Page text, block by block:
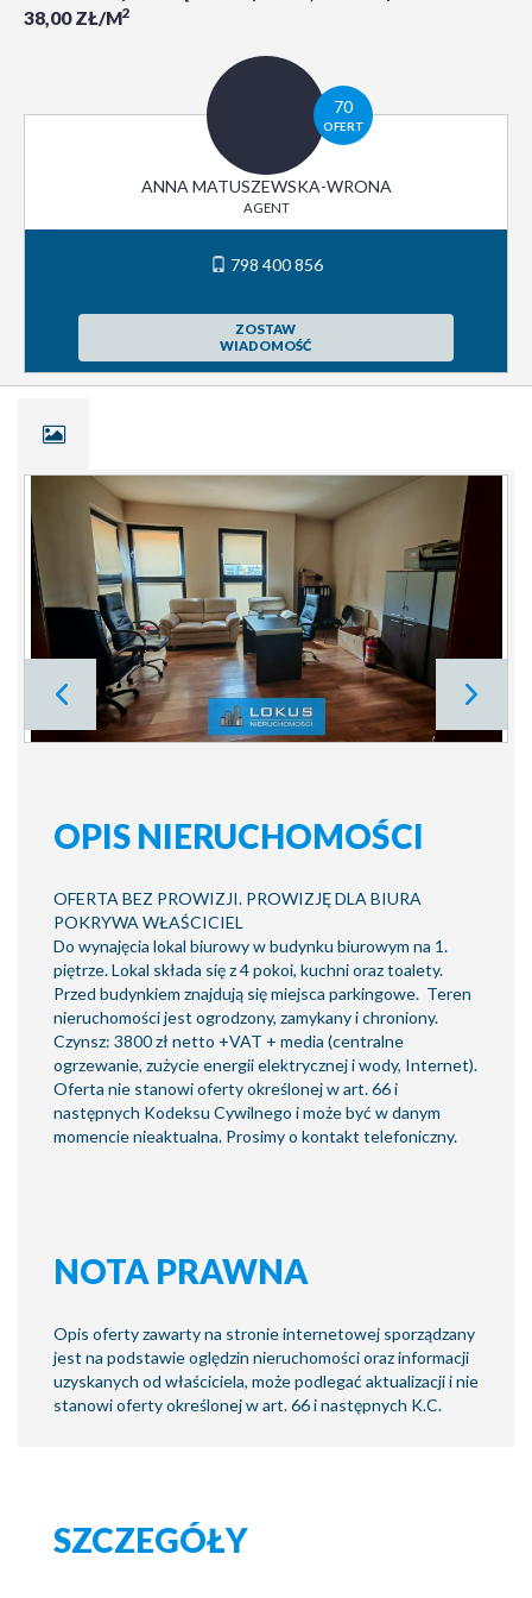
38,00 ZŁ/M2
70
OFERT
ANNA MATUSZEWSKA-WRONA
AGENT
798 400 856
ZOSTAW
WIADOMOŚĆ
OPIS NIERUCHOMOŚCI
OFERTA BEZ PROWIZJI. PROWIZJĘ DLA BIURA
POKRYWA WŁAŚCICIEL
Do wynajęcia lokal biurowy w budynku biurowym na 1.
piętrze. Lokal składa się z 4 pokoi, kuchni oraz toalety.
Przed budynkiem znajdują się miejsca parkingowe. Teren
nieruchomości jest ogrodzony, zamykany i chroniony.
Czynsz: 3800 zł netto +VAT + media (centralne
ogrzewanie, zużycie energii elektrycznej i wody, Internet).
Oferta nie stanowi oferty określonej w art. 66 i
następnych Kodeksu Cywilnego i może być w danym
momencie nieaktualna. Prosimy o kontakt telefoniczny.
NOTA PRAWNA
Opis oferty zawarty na stronie internetowej sporządzany
jest na podstawie oględzin nieruchomości oraz informacji
uzyskanych od właściciela, może podlegać aktualizacji i nie
stanowi oferty określonej w art. 66 i następnych K.C.
SZCZEGÓŁY